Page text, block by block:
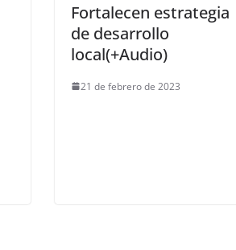
Fortalecen estrategia
de desarrollo
local(+Audio)
21 de febrero de 2023